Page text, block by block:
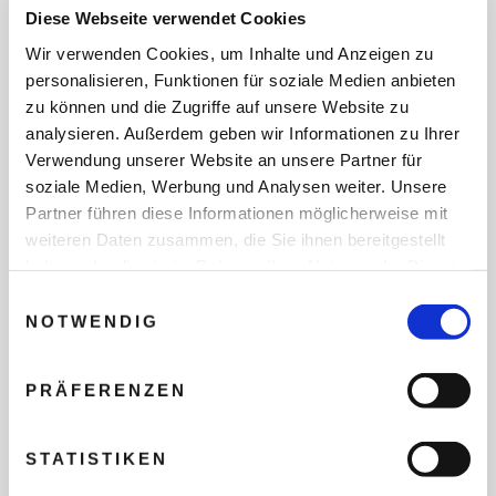
Diese Webseite verwendet Cookies
Wir verwenden Cookies, um Inhalte und Anzeigen zu
personalisieren, Funktionen für soziale Medien anbieten
zu können und die Zugriffe auf unsere Website zu
analysieren. Außerdem geben wir Informationen zu Ihrer
Verwendung unserer Website an unsere Partner für
soziale Medien, Werbung und Analysen weiter. Unsere
Partner führen diese Informationen möglicherweise mit
weiteren Daten zusammen, die Sie ihnen bereitgestellt
NOTWENDIG
PRÄFERENZEN
STATISTIKEN
REISEZEITRAUM
ANZAHL ERWACHSENE
TEILNEHMER